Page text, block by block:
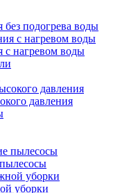
подогрева воды
с нагревом воды
давления
уборки